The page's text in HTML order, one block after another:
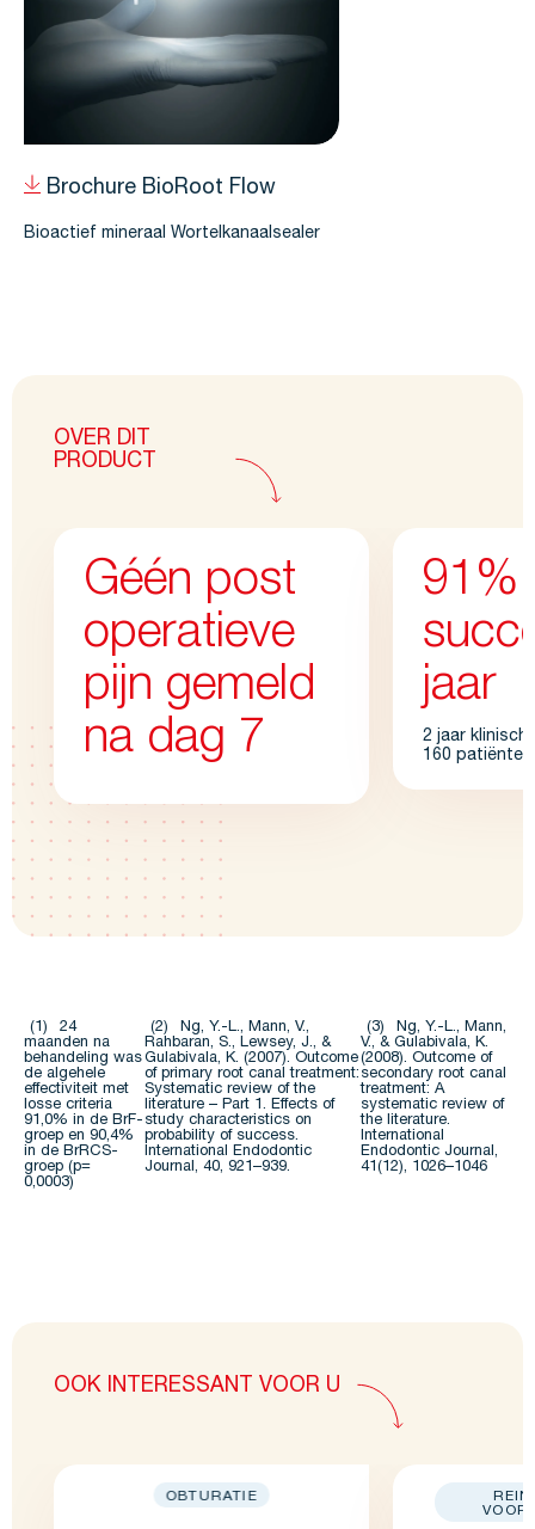
Brochure BioRoot Flow
Bioactief mineraal Wortelkanaalsealer
OVER DIT
PRODUCT
Géén post
operatieve
pijn gemeld
na dag 7
91%
jaar
2 jaar klinisch
160 patiënten
(1)
24
maanden na
behandeling was
de algehele
effectiviteit met
losse criteria
91,0% in de BrF-
groep en 90,4%
in de BrRCS-
groep (p=
0,0003)
(2)
Ng, Y.-L., Mann, V.,
Rahbaran, S., Lewsey, J., &
Gulabivala, K. (2007). Outcome
of primary root canal treatment:
Systematic review of the
literature – Part 1. Effects of
study characteristics on
probability of success.
International Endodontic
Journal, 40, 921–939.
(3)
Ng, Y.-L., Mann,
V., & Gulabivala, K.
(2008). Outcome of
secondary root canal
treatment: A
systematic review of
the literature.
International
Endodontic Journal,
41(12), 1026–1046
OOK INTERESSANT VOOR U
OBTURATIE